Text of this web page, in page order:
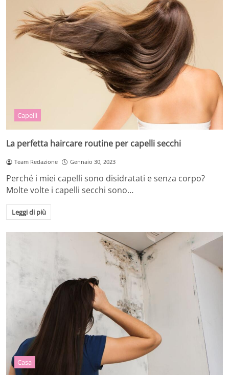
Capelli
La perfetta haircare routine per capelli secchi
Team Redazione Gennaio 30, 2023
Perché i miei capelli sono disidratati e senza corpo?
Molte volte i capelli secchi sono…
Leggi di più
Casa